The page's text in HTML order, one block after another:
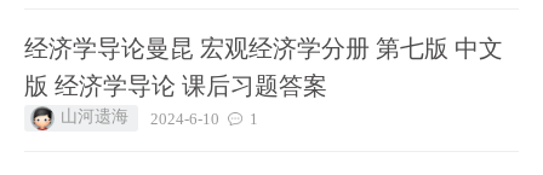
经济学导论曼昆 宏观经济学分册 第七版 中文
版 经济学导论 课后习题答案
山河遗海 2024-6-10 1